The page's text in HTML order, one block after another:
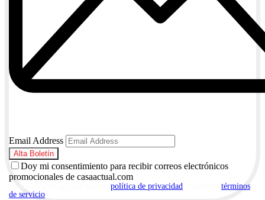
Email Address
Doy mi consentimiento para recibir correos electrónicos
promocionales de casaactual.com
política de privacidad
términos
de servicio